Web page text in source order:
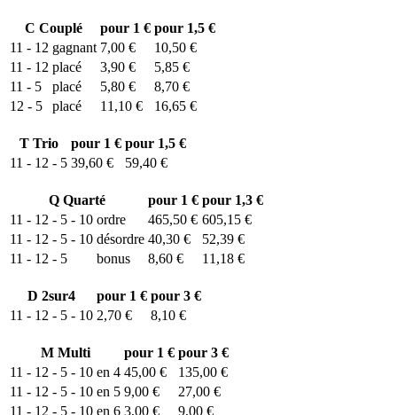
C Couplé pour 1 € pour 1,5 €
11 - 12 gagnant 7,00 €
10,50 €
11 - 12 placé 3,90 €
5,85 €
11 - 5
placé 5,80 €
8,70 €
12 - 5
placé 11,10 € 16,65 €
TTrio pour 1 € pour 1,5 €
11 - 12 - 5 39,60 € 59,40 €
Q Quarté pour 1 € pour 1,3 €
11 - 12 - 5 - 10 ordre 465,50 € 605,15 €
11 - 12 - 5 - 10 désordre 40,30 €
52,39 €
11 - 12 - 5
bonus 8,60 € 11,18 €
D 2sur4 pour 1 € pour 3 €
11 - 12 - 5 - 10 2,70 € 8,10 €
MMulti pour 1 € pour 3 €
11 - 12 - 5 - 10 en 4 45,00 €
135,00 €
11 - 12 - 5 - 10 en 5 9,00 €
27,00 €
11 - 12 - 5 - 10 en 6 3,00 €
9,00 €